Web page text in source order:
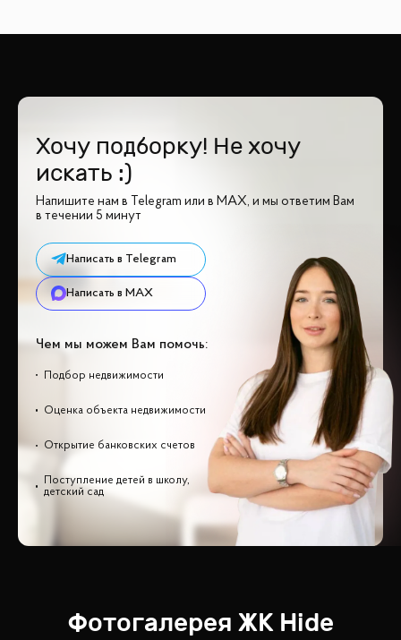
Хочу подборку! Не хочу
искать :)
Напишите нам в Telegram или в MAX, и мы ответим Вам
в течении 5 минут
Написать в Telegram
Написать в MAX
Чем мы можем Вам помочь:
Подбор недвижимости
Оценка объекта недвижимости
Открытие банковских счетов
Поступление детей в школу,
детский сад
Фотогалерея ЖК Hide